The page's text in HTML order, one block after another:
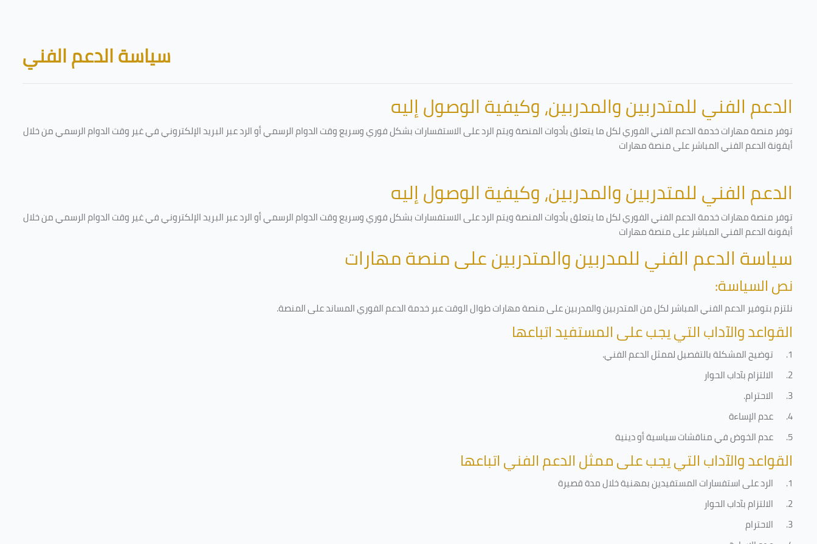
Blocks
سياسة الدعم الفني
الدعم الفني للمتدربين والمدربين، وكيفية الوصول إليه
توفر منصة مهارات خدمة الدعم الفني الفوري لكل ما يتعلق بأدوات المنصة ويتم الرد على الاستفسارات بشكل فوري وسريع وقت الدوام الرسمي أو الرد عبر البريد الإلكتروني في غير وقت الدوام الرسمي من خلال
أيقونة الدعم الفني المباشر على منصة مهارات
الدعم الفني للمتدربين والمدربين، وكيفية الوصول إليه
توفر منصة مهارات خدمة الدعم الفني الفوري لكل ما يتعلق بأدوات المنصة ويتم الرد على الاستفسارات بشكل فوري وسريع وقت الدوام الرسمي أو الرد عبر البريد الإلكتروني في غير وقت الدوام الرسمي من خلال
أيقونة الدعم الفني المباشر على منصة مهارات
سياسة الدعم الفني للمدربين والمتدربين على منصة مهارات
نص السياسة:
نلتزم بتوفير الدعم الفني المباشر لكل من المتدربين والمدربين على منصة مهارات طوال الوقت عبر خدمة الدعم الفوري المساند على المنصة.
القواعد والآداب التي يجب على المستفيد اتباعها
1. توضيح المشكلة بالتفصيل لممثل الدعم الفني.
2.
الالتزام بآداب الحوار
3.
الاحترام.
4.
عدم الإساءة
5.
عدم الخوض في مناقشات سياسية أو دينية
القواعد والآداب التي يجب على ممثل الدعم الفني اتباعها
1.
الرد على استفسارات المستفيدين بمهنية خلال مدة قصيرة
2.
الالتزام بآداب الحوار
3.
الاحترام